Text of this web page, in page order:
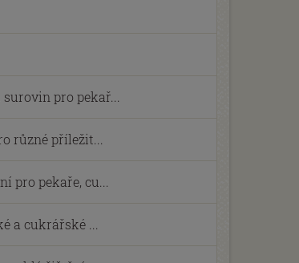
pro pekař...
různé příležit...
pro pekaře, cu...
a cukrářské ...